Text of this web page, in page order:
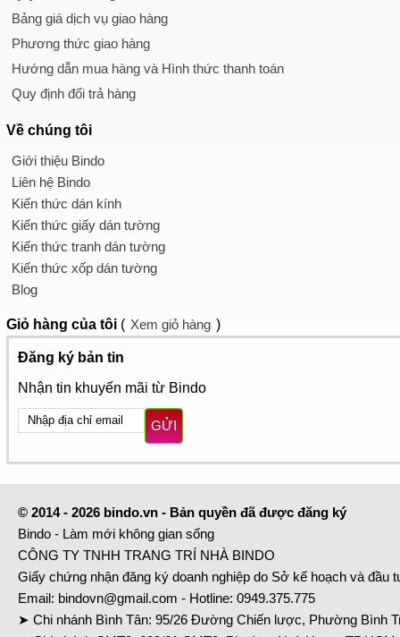
Bảng giá dịch vụ giao hàng
Phương thức giao hàng
Hướng dẫn mua hàng và Hình thức thanh toán
Quy định đổi trả hàng
Về chúng tôi
Giới thiệu Bindo
Liên hệ Bindo
Kiến thức dán kính
Kiến thức giấy dán tường
Kiến thức tranh dán tường
Kiến thức xốp dán tường
Blog
Giỏ hàng của tôi ( Xem giỏ hàng )
Đăng ký bản tin
Nhận tin khuyến mãi từ Bindo
GỬI
© 2014 - 2026 bindo.vn - Bản quyền đã được đăng ký
Bindo - Làm mới không gian sống
CÔNG TY TNHH TRANG TRÍ NHÀ BINDO
Giấy chứng nhận đăng ký doanh nghiệp do Sở kế hoạch và đầu
Email: bindovn@gmail.com - Hotline: 0949.375.775
➤ Chi nhánh Bình Tân: 95/26 Đường Chiến lược, Phường Bình